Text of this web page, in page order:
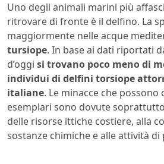
Uno degli animali marini più
ritrovare di fronte è il delfino. La
maggiormente nelle acque
tursiope. In base ai dati riportati
d’oggi si trovano poco meno di
individui di delfini torsiope
italiane. Le minacce che possono
esemplari sono dovute
delle risorse ittiche costiere, alla
sostanze chimiche e alle attività di